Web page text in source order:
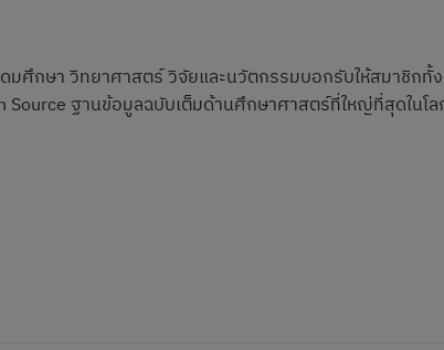
ศึกษา วิทยาศาสตร์ วิจัยและนวัตกรรมบอกรับให้สมาชิกทั้
ฐานข้อมูลฉบับเต็มด้านศึกษาศาสตร์ที่ใหญ่ที่สุดในโ